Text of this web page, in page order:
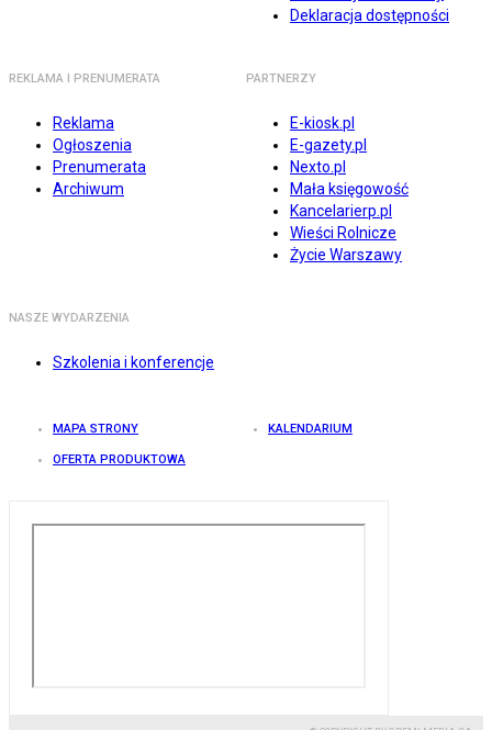
Deklaracja dostępności
REKLAMA I PRENUMERATA
Reklama
Ogłoszenia
Prenumerata
Archiwum
PARTNERZY
E-kiosk.pl
E-gazety.pl
Nexto.pl
Mała księgowość
Kancelarierp.pl
Wieści Rolnicze
Życie Warszawy
NASZE WYDARZENIA
Szkolenia i konferencje
MAPA STRONY KALENDARIUM
OFERTA PRODUKTOWA